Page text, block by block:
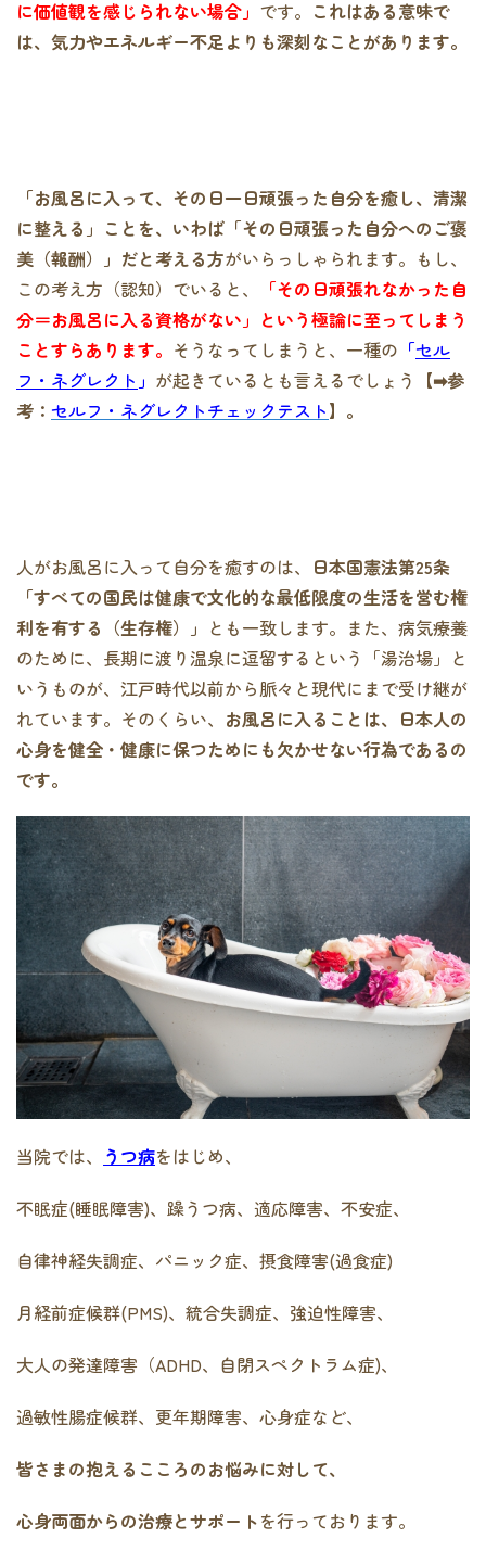
に価値観を感じられない場合」 です。 これはある意味で
は、気力やエネルギー不足よりも深刻なことがあります。
「お風呂に入って、その日一日頑張った自分を癒し、清潔
に整える」ことを、いわば「その日頑張った自分へのご褒
美（報酬）」だと考える方がいらっしゃられます。もし、
この考え方（認知）でいると、
「その日頑張れなかった自
分＝お風呂に入る資格がない」という極論に至ってしまう
ことすらあります。 そうなってしまうと、一種の 「セル
フ・ネグレクト 」 が起きているとも言えるでしょう
【➡参
考： セルフ・ネグレクトチェックテスト】。
人がお風呂に入って自分を癒すのは、
日本国憲法第25条
「すべての国民は健康で文化的な最低限度の生活を営む権
利を有する（生存権）」 とも一致します。また、病気療養
のために、長期に渡り温泉に逗留するという「湯治場」と
いうものが、江戸時代以前から脈々と現代にまで受け継が
れています。そのくらい、 お風呂に入ることは、日本人の
心身を健全・健康に保つためにも欠かせない行為であるの
です。
当院では、 うつ病をはじめ、
不眠症(睡眠障害)、躁うつ病、適応障害、不安症、
自律神経失調症、パニック症、摂食障害(過食症)
月経前症候群(PMS)、統合失調症、強迫性障害、
大人の発達障害（ADHD、自閉スペクトラム症)、
過敏性腸症候群、更年期障害、心身症など、
皆さまの抱えるこころのお悩みに対して、
心身両面からの治療とサポートを行っております。